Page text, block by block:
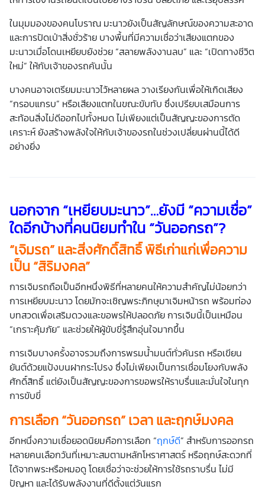
ในมุมมองของคนโบราณ มะนาวยังเป็นสัญลักษณ์ของความสะอาด
และการปัดเป่าสิ่งชั่วร้าย บางพื้นที่มีความเชื่อว่าเสียงแตกของ
มะนาวเมื่อโดนเหยียบยังช่วย “สลายพลังงานลบ” และ “เปิดทางชีวิต
ใหม่” ให้กับเจ้าของรถคันนั้น
บางคนอาจเตรียมมะนาวไว้หลายผล วางเรียงกันเพื่อให้เกิดเสียง
“กรอบแกรบ” หรือเสียงแตกในขณะขับทับ ซึ่งเปรียบเสมือนการ
สะท้อนสิ่งไม่ดีออกไปทั้งหมด ไม่เพียงแต่เป็นสัญญะของการตัด
เคราะห์ ยังสร้างพลังใจให้กับเจ้าของรถในช่วงเปลี่ยนผ่านนี้ได้ดี
อย่างยิ่ง
นอกจาก “เหยียบมะนาว”…ยังมี “ความเชื่อ”
ใดอีกบ้างที่คนนิยมทำใน “วันออกรถ”?
“เจิมรถ” และสิ่งศักดิ์สิทธิ์ พิธีเก่าแก่เพื่อความ
เป็น “สิริมงคล”
การเจิมรถถือเป็นอีกหนึ่งพิธีที่หลายคนให้ความสำคัญไม่น้อยกว่า
การเหยียบมะนาว โดยมักจะเชิญพระภิกษุมาเจิมหน้ารถ พร้อมท่อง
บทสวดเพื่อเสริมดวงและขอพรให้ปลอดภัย การเจิมนี้เป็นเหมือน
“เกราะคุ้มภัย” และช่วยให้ผู้ขับขี่รู้สึกอุ่นใจมากขึ้น
การเจิมบางครั้งอาจรวมถึงการพรมน้ำมนต์ทั่วคันรถ หรือเขียน
ยันต์ด้วยแป้งบนฝากระโปรง ซึ่งไม่เพียงเป็นการเชื่อมโยงกับพลัง
ศักดิ์สิทธิ์ แต่ยังเป็นสัญญะของการขอพรให้ราบรื่นและมั่นใจในทุก
การขับขี่
การเลือก “วันออกรถ” เวลา และฤกษ์มงคล
อีกหนึ่งความเชื่อยอดนิยมคือการเลือก “ฤกษ์ดี” สำหรับการออกรถ
หลายคนเลือกวันที่เหมาะสมตามหลักโหราศาสตร์ หรือฤกษ์สะดวกที่
ได้จากพระหรือหมอดู โดยเชื่อว่าจะช่วยให้การใช้รถราบรื่น ไม่มี
ปัญหา และได้รับพลังงานที่ดีตั้งแต่วันแรก